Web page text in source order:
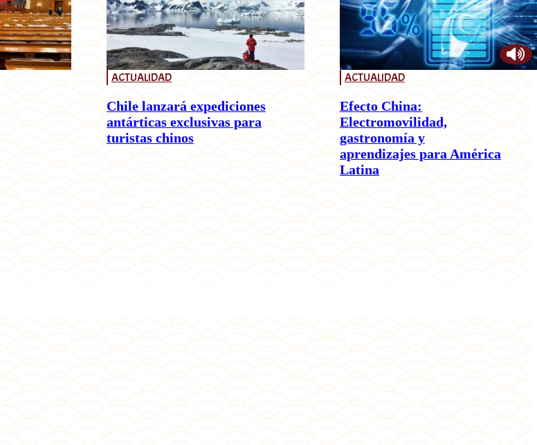
ACTUALIDAD
Chile lanzará expediciones
antárticas exclusivas para
turistas chinos
ACTUALIDAD
Efecto China:
Electromovilidad,
gastronomía y
aprendizajes para América
Latina